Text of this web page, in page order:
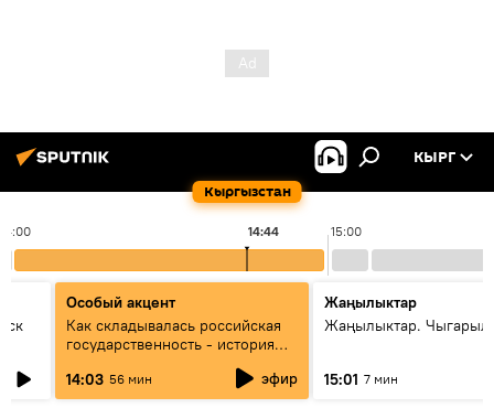
Кыргызстан
КЫРГ
14:00 15:00
14:44
Особый акцент
Как складывалась российская
государственность - история
России и геополитика Евразии
глазами аналитиков
14:03 56 мин эфир
Жаңылыктар
Жаңылыктар.
15:01 7 мин